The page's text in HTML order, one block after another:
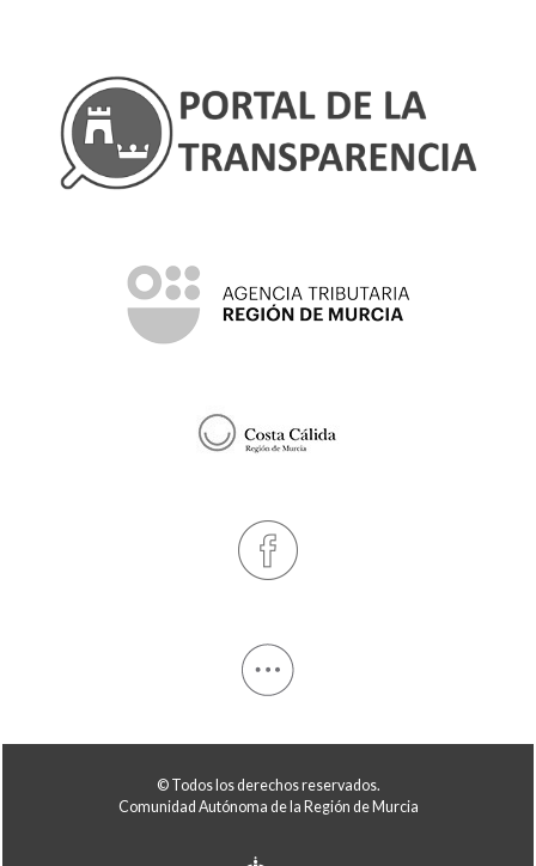
© Todos los derechos reservados.
Comunidad Autónoma de la Región de Murcia